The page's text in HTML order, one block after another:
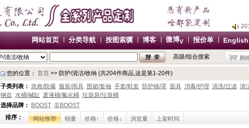
网站首页 分类导航 按图索骥 博客 微博V 报价单 English
高级/组合搜索 购
您的位置： 首页 >> 防护/清洁/收纳 (共204件商品,这是第1-20件)
子类列表： 急救/防爆 服装/雨具 围裙/套袖 手套/鞋套 防护镜/罩 面具 消毒/护理 清洗/过滤 清
钢盆 水桶/碱缸 废液桶/氟化桶 垃圾袋/垃圾桶
选择品牌：
BOOST 非BOOST
排序：
网站推荐 销量 价格↑ 价格↓ 浏览量 上架时间